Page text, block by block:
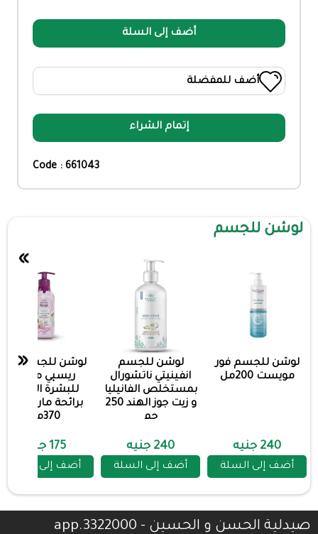
أضف إلى السلة
أضف للمفضلة
إتمام الشراء
Code : 661043
لوشن للجسم
لوشن للجسم فور
مويست 200مل
240 جنيه
أضف إلى السلة
لوشن للجسم
انفينيتي ناتشورال
بمستخلص الفانيليا
و زيت جوز الهند 250
جم
240 جنيه
أضف إلى السلة
لوشن للجسم ايفا
ريسپي مغذي
للبشرة العادية
برائحة مارشيملو
370مل
175 جنيه
أضف إلى السلة
»
«
صيدلية الحسن و الحسين - 3322000.app